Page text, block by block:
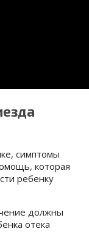
симптомы
которая
ребенку
должны
отека